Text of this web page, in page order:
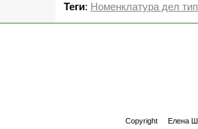
Теги: Номенклатура дел
Copyright Елена